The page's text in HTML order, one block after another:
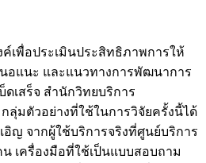
เพื่อประเมินประสิทธิภาพการให้
อแนะ และแนวทางการพัฒนาการ
ดเสร็จ สำนักวิทยบริการ
ลุ่มตัวอย่างที่ใช้ในการวิจัยครั้งนี้ได้
อิญ จากผู้ใช้บริการจริงที่ศูนย์บริการ
น เครื่องมือที่ใช้เป็นแบบสอบถาม